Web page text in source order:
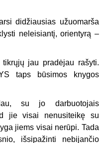
didžiausias užuomarša
neleisiantį, orientyrą –
jau pradėjau rašyti.
taps būsimos knygos
su jo darbuotojais
jie visai nenusiteikę su
jiems visai nerūpi. Tada
išsipažinti nebijančio